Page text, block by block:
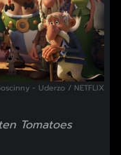
- Uderzo / NETFLIX
Tomatoes